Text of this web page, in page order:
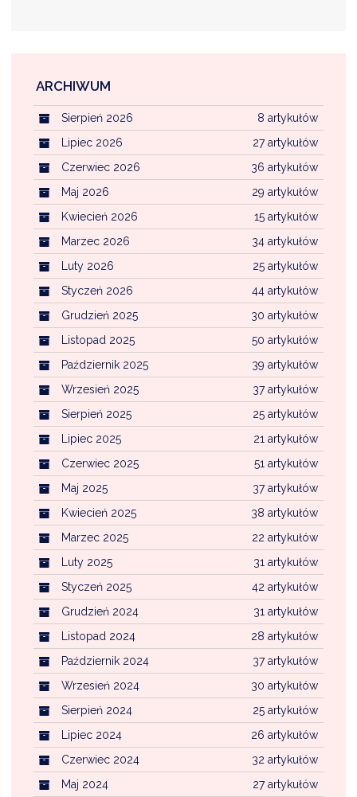
EWIDENCJA EMISYJNOŚCI BUDYNKÓW (CEEB)
ARCHIWUM
8 artykułów
Sierpień 2026
27 artykułów
Lipiec 2026
36 artykułów
Czerwiec 2026
29 artykułów
Maj 2026
15 artykułów
Kwiecień 2026
34 artykułów
Marzec 2026
25 artykułów
Luty 2026
44 artykułów
Styczeń 2026
30 artykułów
Grudzień 2025
50 artykułów
Listopad 2025
39 artykułów
Październik 2025
37 artykułów
Wrzesień 2025
25 artykułów
Sierpień 2025
21 artykułów
Lipiec 2025
51 artykułów
Czerwiec 2025
37 artykułów
Maj 2025
38 artykułów
Kwiecień 2025
22 artykułów
Marzec 2025
31 artykułów
Luty 2025
42 artykułów
Styczeń 2025
31 artykułów
Grudzień 2024
28 artykułów
Listopad 2024
37 artykułów
Październik 2024
30 artykułów
Wrzesień 2024
25 artykułów
Sierpień 2024
26 artykułów
Lipiec 2024
32 artykułów
Czerwiec 2024
27 artykułów
Maj 2024